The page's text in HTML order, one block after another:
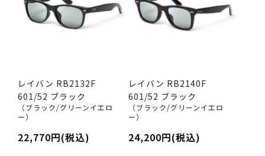
レイバン RB2132F
601/52 ブラック
（ブラック/グリーンイエロ
ー）
22,770円(税込)
レイバン RB2140F
601/52 ブラック
（ブラック/グリーンイエロ
ー）
24,200円(税込)